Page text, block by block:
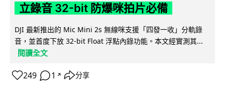
立錄音 32-bit 防爆咪拍片必備
DJI 最新推出的 Mic Mini 2s 無線咪支援「四發一收」分軌錄
音，並首度下放 32-bit Float 浮點內錄功能。本文經實測其...
閱讀全文
249 1 ↗ 分享